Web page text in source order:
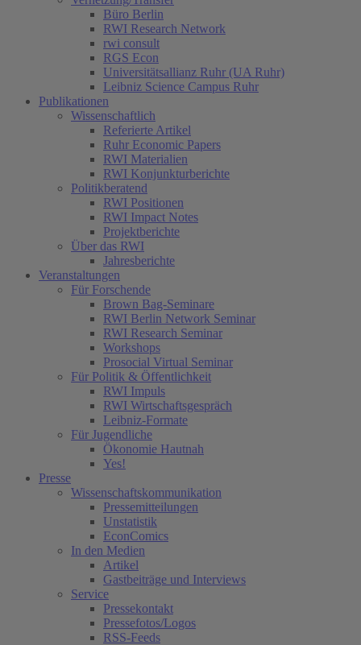
Büro Berlin
RWI Research Network
rwi consult
RGS Econ
Universitätsallianz Ruhr (UA Ruhr)
Leibniz Science Campus Ruhr
Publikationen
Wissenschaftlich
Referierte Artikel
Ruhr Economic Papers
RWI Materialien
RWI Konjunkturberichte
Politikberatend
RWI Positionen
RWI Impact Notes
Projektberichte
Über das RWI
Jahresberichte
Veranstaltungen
Für Forschende
Brown Bag-Seminare
RWI Berlin Network Seminar
RWI Research Seminar
Workshops
Prosocial Virtual Seminar
Für Politik & Öffentlichkeit
RWI Impuls
RWI Wirtschaftsgespräch
Leibniz-Formate
Für Jugendliche
Ökonomie Hautnah
Yes!
Presse
Wissenschaftskommunikation
Pressemitteilungen
Unstatistik
EconComics
In den Medien
Artikel
Gastbeiträge und Interviews
Service
Pressekontakt
Pressefotos/Logos
RSS-Feeds